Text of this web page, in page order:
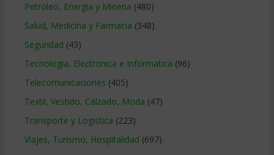
Petroleo, Energia y Mineria (480)
Salud, Medicina y Farmacia (348)
Seguridad (43)
Tecnologia, Electronica e Informatica (96)
Telecomunicaciones (405)
Textil, Vestido, Calzado, Moda (47)
Transporte y Logistica (223)
Viajes, Turismo, Hospitalidad (697)